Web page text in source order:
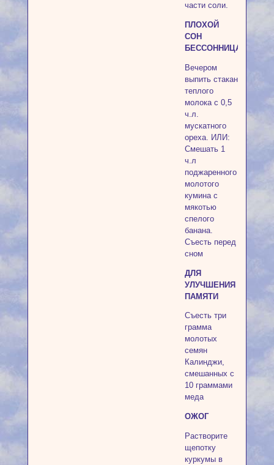
части соли.
ПЛОХОЙ
СОН
БЕССОННИЦА
Вечером
выпить стакан
теплого
молока с 0,5
ч.л.
мускатного
ореха. ИЛИ:
Смешать 1
ч.л
поджаренного
молотого
кумина с
мякотью
спелого
банана.
Съесть перед
сном
ДЛЯ
УЛУЧШЕНИЯ
ПАМЯТИ
Съесть три
грамма
молотых
семян
Калинджи,
смешанных с
10 граммами
меда
ОЖОГ
Растворите
щепотку
куркумы в